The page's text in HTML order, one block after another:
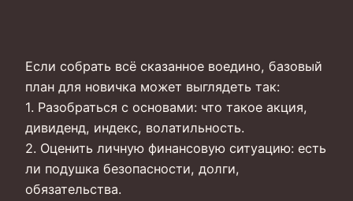
Если собрать всё сказанное воедино, базовый
план для новичка может выглядеть так:
1. Разобраться с основами: что такое акция,
дивиденд, индекс, волатильность.
2. Оценить личную финансовую ситуацию: есть
ли подушка безопасности, долги,
обязательства.